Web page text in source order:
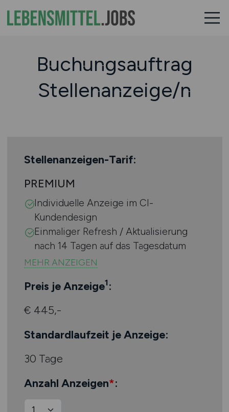
Buchungsauftrag
Stellenanzeige/n
Stellenanzeigen-Tarif:
PREMIUM
Individuelle Anzeige im CI-
Kundendesign
Einmaliger Refresh / Aktualisierung
nach 14 Tagen auf das Tagesdatum
Preis je Anzeige1:
€ 445,-
Standardlaufzeit je Anzeige:
30 Tage
Anzahl Anzeigen*: